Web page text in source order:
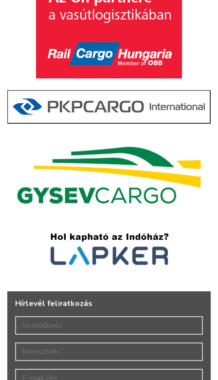
Hírlevél feliratkozás
Vezetéknév
Keresztnév
E-mail cím